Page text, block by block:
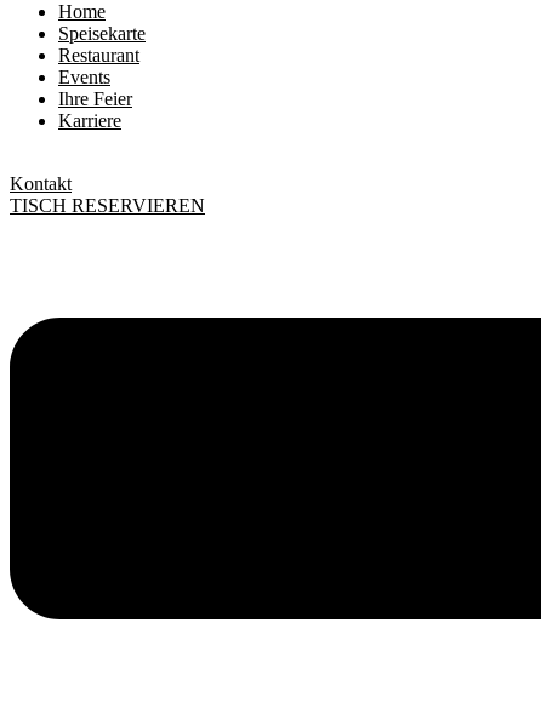
Home
Speisekarte
Restaurant
Events
Ihre Feier
Karriere
Kontakt
TISCH RESERVIEREN